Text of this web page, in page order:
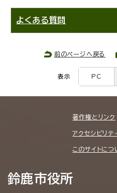
よくある質問
前のページへ戻る
表示 PC
著作権とリンク
アクセシビリテ
このサイトにつ
鈴鹿市役所